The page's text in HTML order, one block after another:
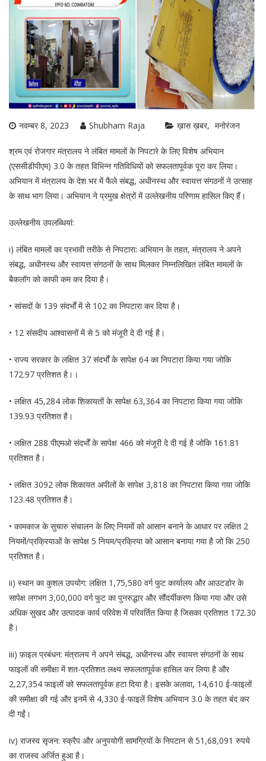
नवम्बर 8, 2023 Shubham Raja ख़ास ख़बर मनोरंजन
श्रम एवं रोजगार मंत्रालय ने लंबित मामलों के निपटारे के लिए विशेष अभियान
(एससीडीपीएम) 3.0 के तहत विभिन्न गतिविधियों को सफलतापूर्वक पूरा कर लिया।
अभियान में मंत्रालय के देश भर में फैले संबद्ध, अधीनस्थ और स्वायत्त संगठनों ने उत्साह
के साथ भाग लिया। अभियान ने प्रमुख क्षेत्रों में उल्लेखनीय परिणाम हासिल किए हैं।
उल्लेखनीय उपलब्धियां:
i) लंबित मामलों का प्रभावी तरीके से निपटारा: अभियान के तहत, मंत्रालय ने अपने
संबद्ध, अधीनस्थ और स्वायत्त संगठनों के साथ मिलकर निम्नलिखित लंबित मामलों के
बैकलॉग को काफी कम कर दिया है।
• सांसदों के 139 संदर्भों में से 102 का निपटारा कर दिया है।
• 12 संसदीय आश्वासनों में से 5 को मंजूरी दे दी गई है।
• राज्य सरकार के लक्षित 37 संदर्भों के सापेक्ष 64 का निपटारा किया गया जोकि
172.97 प्रतिशत है।।
• लक्षित 45,284 लोक शिकायतों के सापेक्ष 63,364 का निपटारा किया गया जोकि
139.93 प्रतिशत है।
• लक्षित 288 पीएमओ संदर्भों के सापेक्ष 466 को मंजूरी दे दी गई है जोकि 161.81
प्रतिशत है।
• लक्षित 3092 लोक शिकायत अपीलों के सापेक्ष 3,818 का निपटारा किया गया जोकि
123.48 प्रतिशत है।
• कामकाज के सुचारु संचालन के लिए नियमों को आसान बनाने के आधार पर लक्षित 2
नियमों/प्रक्रियाओं के सापेक्ष 5 नियम/प्रक्रिया को आसान बनाया गया है जो कि 250
प्रतिशत है।
ii) स्थान का कुशल उपयोग: लक्षित 1,75,580 वर्ग फुट कार्यालय और आउटडोर के
सापेक्ष लगभग 3,00,000 वर्ग फुट का पुनरुद्धार और सौंदर्यीकरण किया गया और उसे
अधिक सुखद और उत्पादक कार्य परिवेश में परिवर्तित किया है जिसका प्रतिशत 172.30
है।
iii) फ़ाइल प्रबंधन: मंत्रालय ने अपने संबद्ध, अधीनस्थ और स्वायत्त संगठनों के साथ
फाइलों की समीक्षा में शत-प्रतिशत लक्ष्य सफलतापूर्वक हासिल कर लिया है और
2,27,354 फाइलों को सफलतापूर्वक हटा दिया है। इसके अलावा, 14,610 ई-फाइलों
की समीक्षा की गई और इनमें से 4,330 ई-फाइलें विशेष अभियान 3.0 के तहत बंद कर
दी गईं।
iv) राजस्व सृजन: स्क्रैप और अनुपयोगी सामग्रियों के निपटान से 51,68,091 रुपये
का राजस्व अर्जित हुआ है।